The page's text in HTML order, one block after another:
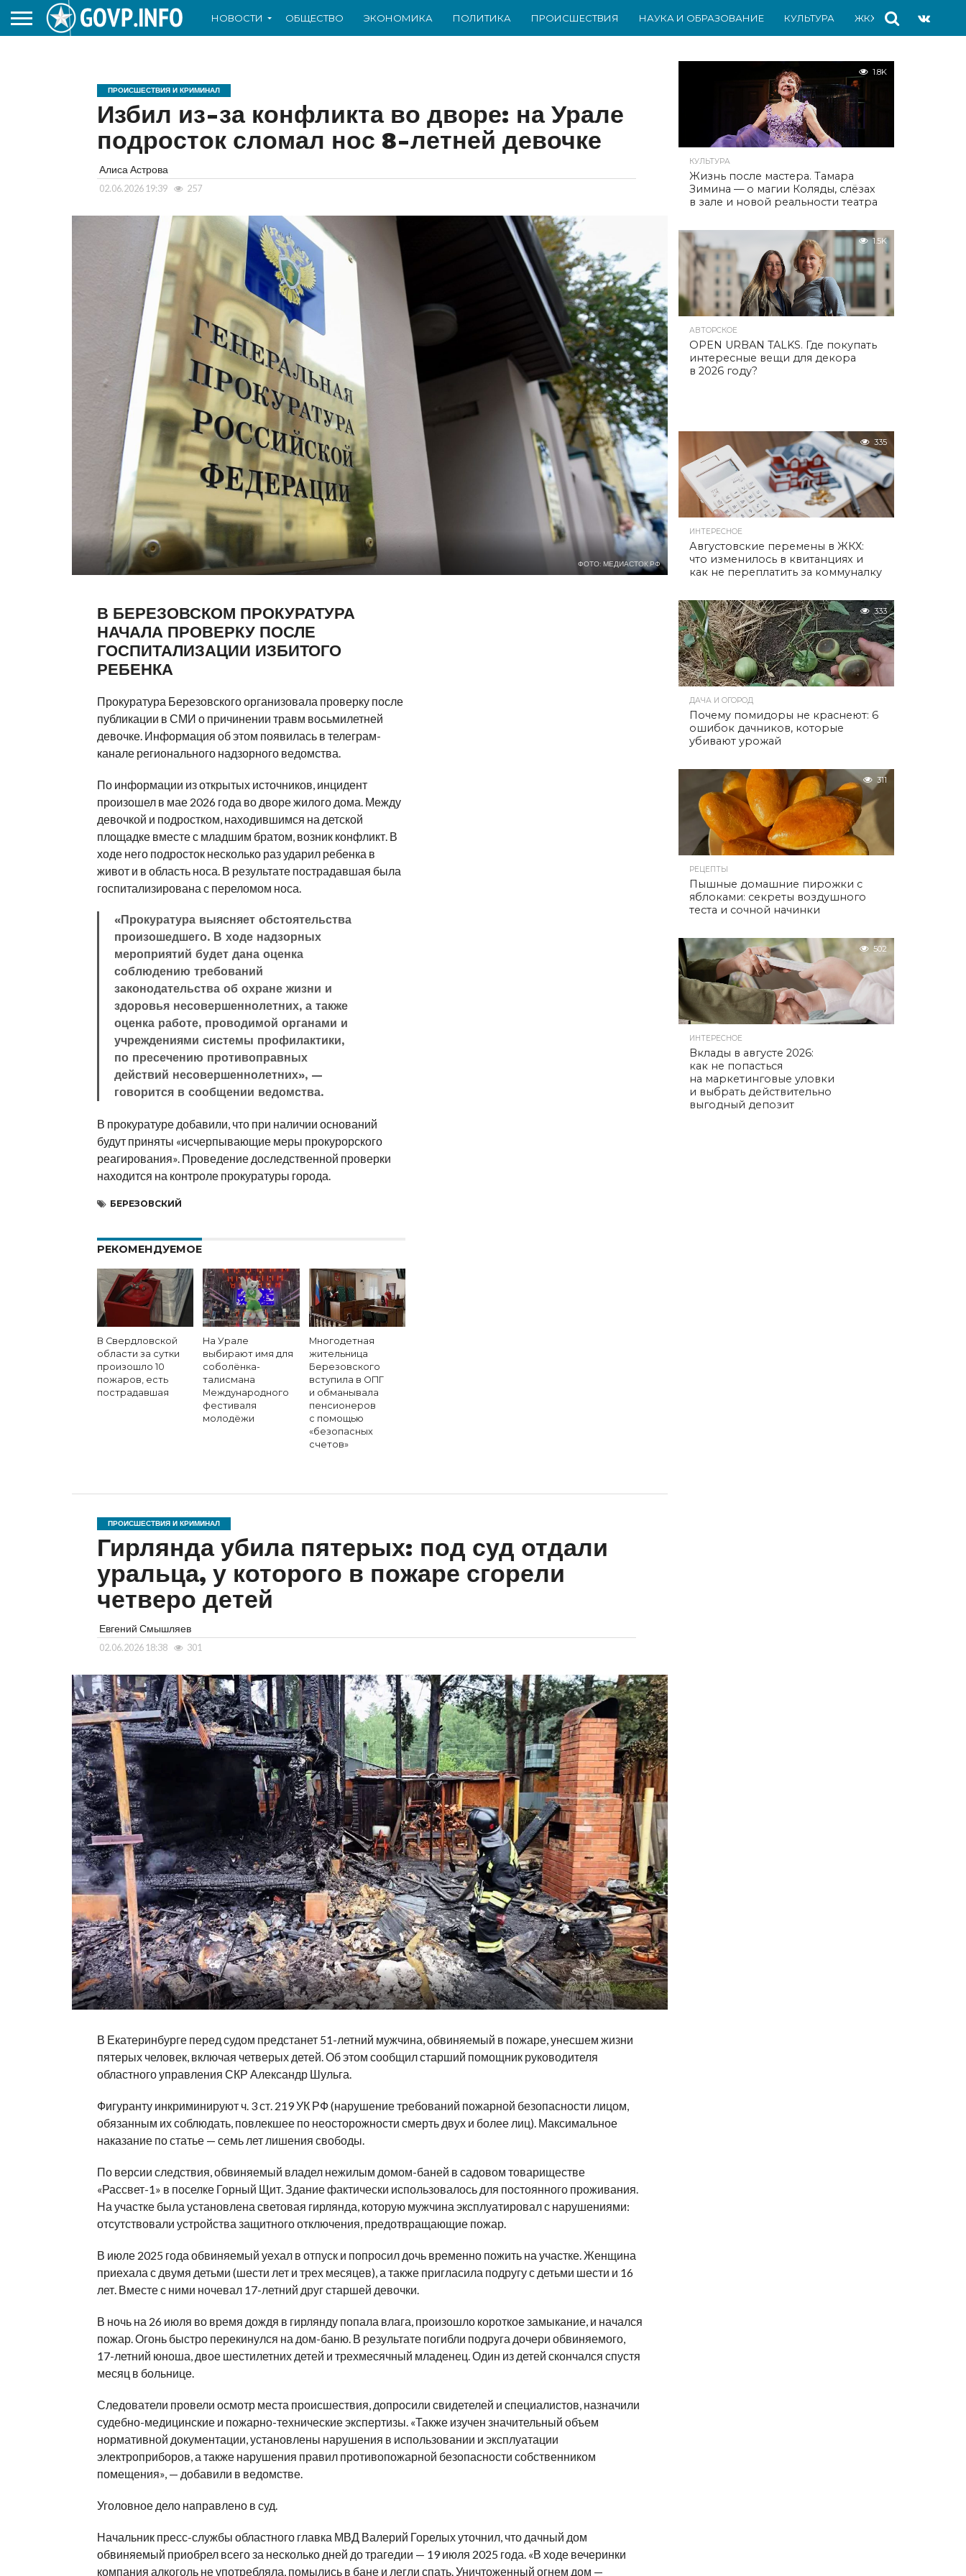
НОВОСТИ ОБЩЕСТВО ЭКОНОМИКА ПОЛИТИКА ПРОИСШЕСТВИЯ НАУКА И ОБРАЗОВАНИЕ КУЛЬТУРА ЖКХ СПОРТ
ПРОИСШЕСТВИЯ И КРИМИНАЛ
Избил из-за конфликта во дворе: на Урале
подросток сломал нос 8-летней девочке
Алиса Астрова
02.06.2026 19:39 257
ФОТО: МЕДИАСТОК.РФ
В БЕРЕЗОВСКОМ ПРОКУРАТУРА
НАЧАЛА ПРОВЕРКУ ПОСЛЕ
ГОСПИТАЛИЗАЦИИ ИЗБИТОГО
РЕБЕНКА
Прокуратура Березовского организовала проверку после
публикации в СМИ о причинении травм восьмилетней
девочке. Информация об этом появилась в телеграм-
канале регионального надзорного ведомства.
По информации из открытых источников, инцидент
произошел в мае 2026 года во дворе жилого дома. Между
девочкой и подростком, находившимся на детской
площадке вместе с младшим братом, возник конфликт. В
ходе него подросток несколько раз ударил ребенка в
живот и в область носа. В результате пострадавшая была
госпитализирована с переломом носа.
«Прокуратура выясняет обстоятельства
произошедшего. В ходе надзорных
мероприятий будет дана оценка
соблюдению требований
законодательства об охране жизни и
здоровья несовершеннолетних, а также
оценка работе, проводимой органами и
учреждениями системы профилактики,
по пресечению противоправных
действий несовершеннолетних», —
говорится в сообщении ведомства.
В прокуратуре добавили, что при наличии оснований
будут приняты «исчерпывающие меры прокурорского
реагирования». Проведение доследственной проверки
находится на контроле прокуратуры города.
БЕРЕЗОВСКИЙ
РЕКОМЕНДУЕМОЕ
В Свердловской
области за сутки
произошло 10
пожаров, есть
пострадавшая
На Урале
выбирают имя для
соболёнка-
талисмана
Международного
фестиваля
молодёжи
Многодетная
жительница
Березовского
вступила в ОПГ
и обманывала
пенсионеров
с помощью
«безопасных
счетов»
ПРОИСШЕСТВИЯ И КРИМИНАЛ
Гирлянда убила пятерых: под суд отдали
уральца, у которого в пожаре сгорели
четверо детей
Евгений Смышляев
02.06.2026 18:38 301
В Екатеринбурге перед судом предстанет 51-летний мужчина, обвиняемый в пожаре, унесшем жизни
пятерых человек, включая четверых детей. Об этом сообщил старший помощник руководителя
областного управления СКР Александр Шульга.
Фигуранту инкриминируют ч. 3 ст. 219 УК РФ (нарушение требований пожарной безопасности лицом,
обязанным их соблюдать, повлекшее по неосторожности смерть двух и более лиц). Максимальное
наказание по статье — семь лет лишения свободы.
По версии следствия, обвиняемый владел нежилым домом-баней в садовом товариществе
«Рассвет-1» в поселке Горный Щит. Здание фактически использовалось для постоянного проживания.
На участке была установлена световая гирлянда, которую мужчина эксплуатировал с нарушениями:
отсутствовали устройства защитного отключения, предотвращающие пожар.
В июле 2025 года обвиняемый уехал в отпуск и попросил дочь временно пожить на участке. Женщина
приехала с двумя детьми (шести лет и трех месяцев), а также пригласила подругу с детьми шести и 16
лет. Вместе с ними ночевал 17-летний друг старшей девочки.
В ночь на 26 июля во время дождя в гирлянду попала влага, произошло короткое замыкание, и начался
пожар. Огонь быстро перекинулся на дом-баню. В результате погибли подруга дочери обвиняемого,
17-летний юноша, двое шестилетних детей и трехмесячный младенец. Один из детей скончался спустя
месяц в больнице.
Следователи провели осмотр места происшествия, допросили свидетелей и специалистов, назначили
судебно-медицинские и пожарно-технические экспертизы. «Также изучен значительный объем
нормативной документации, установлены нарушения в использовании и эксплуатации
электроприборов, а также нарушения правил противопожарной безопасности собственником
помещения», — добавили в ведомстве.
Уголовное дело направлено в суд.
Начальник пресс-службы областного главка МВД Валерий Горелых уточнил, что дачный дом
обвиняемый приобрел всего за несколько дней до трагедии — 19 июля 2025 года. «В ходе вечеринки
компания алкоголь не употребляла, помылись в бане и легли спать. Уничтоженный огнем дом —
1.8K
КУЛЬТУРА
Жизнь после мастера. Тамара
Зимина — о магии Коляды, слёзах
в зале и новой реальности театра
1.5K
АВТОРСКОЕ
OPEN URBAN TALKS. Где покупать
интересные вещи для декора
в 2026 году?
335
ИНТЕРЕСНОЕ
Августовские перемены в ЖКХ:
что изменилось в квитанциях и
как не переплатить за коммуналку
333
ДАЧА И ОГОРОД
Почему помидоры не краснеют: 6
ошибок дачников, которые
убивают урожай
311
РЕЦЕПТЫ
Пышные домашние пирожки с
яблоками: секреты воздушного
теста и сочной начинки
502
ИНТЕРЕСНОЕ
Вклады в августе 2026:
как не попасться
на маркетинговые уловки
и выбрать действительно
выгодный депозит